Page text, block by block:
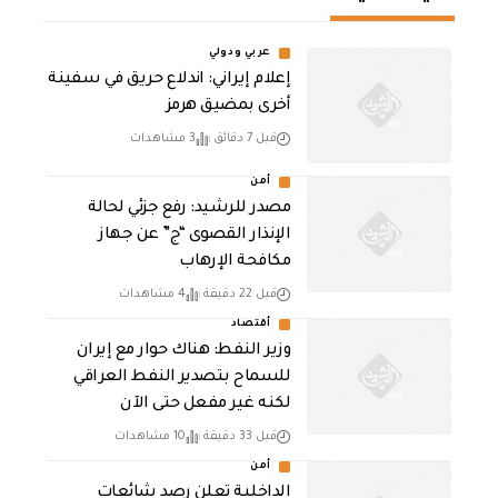
عربي ودولي
إعلام إيراني: اندلاع حريق في سفينة
أخرى بمضيق هرمز
قبل 7 دقائق 3 مشاهدات
أمن
مصدر للرشيد: رفع جزئي لحالة
الإنذار القصوى “ج” عن جهاز
مكافحة الإرهاب
قبل 22 دقيقة 4 مشاهدات
أقتصاد
وزير النفط: هناك حوار مع إيران
للسماح بتصدير النفط العراقي
لكنه غير مفعل حتى الآن
قبل 33 دقيقة 10 مشاهدات
أمن
الداخلية تعلن رصد شائعات